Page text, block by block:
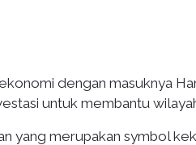
dengan masuknya
untuk membantu
yang merupakan symbol